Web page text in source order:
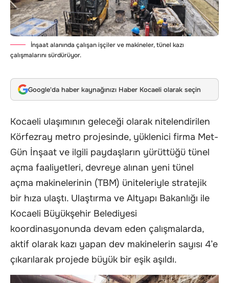
İnşaat alanında çalışan işçiler ve makineler, tünel kazı
çalışmalarını sürdürüyor.
Google'da haber kaynağınızı Haber Kocaeli olarak seçin
Kocaeli ulaşımının geleceği olarak nitelendirilen
Körfezray metro projesinde, yüklenici firma Met-
Gün İnşaat ve ilgili paydaşların yürüttüğü tünel
açma faaliyetleri, devreye alınan yeni tünel
açma makinelerinin (TBM) üniteleriyle stratejik
bir hıza ulaştı. Ulaştırma ve Altyapı Bakanlığı ile
Kocaeli Büyükşehir Belediyesi
koordinasyonunda devam eden çalışmalarda,
aktif olarak kazı yapan dev makinelerin sayısı 4’e
çıkarılarak projede büyük bir eşik aşıldı.